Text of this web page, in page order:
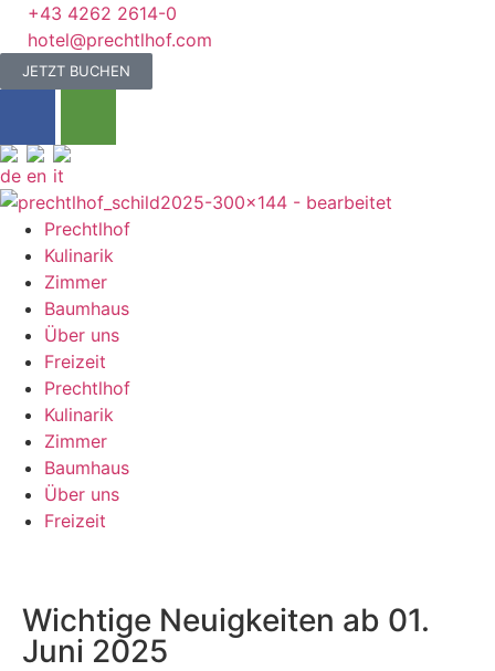
+43 4262 2614-0
hotel@prechtlhof.com
JETZT BUCHEN
Prechtlhof
Kulinarik
Zimmer
Baumhaus
Über uns
Freizeit
Prechtlhof
Kulinarik
Zimmer
Baumhaus
Über uns
Freizeit
Wichtige Neuigkeiten ab 01.
Juni 2025